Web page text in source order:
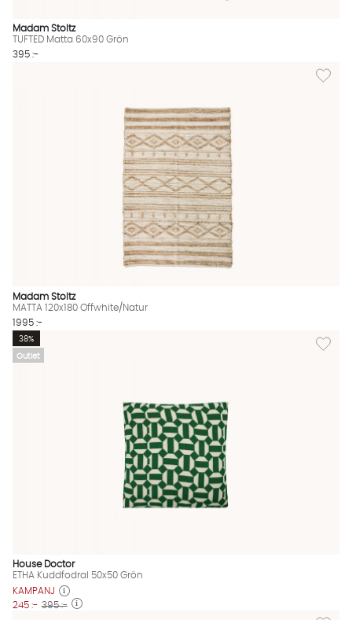
Madam Stoltz
TUFTED Matta 60x90 Grön
395 :-
Lägg
Madam Stoltz
MATTA 120x180 Offwhite/Natur
1995 :-
Outlet
Lägg
38%
House Doctor
ETHA Kuddfodral 50x50 Grön
KAMPANJ
245 :- 395 :-
Lägg